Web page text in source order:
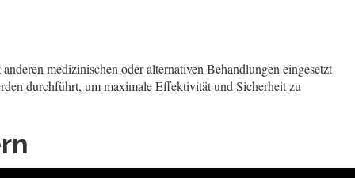
medizinischen oder alternativen Behandlungen eingesetzt
durchführt, um maximale Effektivität und Sicherheit zu